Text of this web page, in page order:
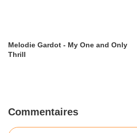
Melodie Gardot - My One and Only
Thrill
Commentaires